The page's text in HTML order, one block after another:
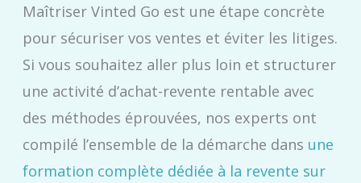
Maîtriser Vinted Go est une étape concrète
pour sécuriser vos ventes et éviter les litiges.
Si vous souhaitez aller plus loin et structurer
une activité d’achat-revente rentable avec
des méthodes éprouvées, nos experts ont
compilé l’ensemble de la démarche dans une
formation complète dédiée à la revente sur